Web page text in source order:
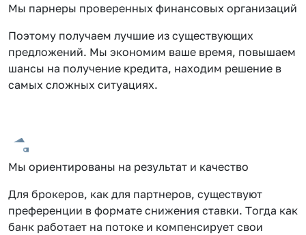
Мы парнеры проверенных финансовых организаций
Поэтому получаем лучшие из существующих
предложений. Мы экономим ваше время, повышаем
шансы на получение кредита, находим решение в
самых сложных ситуациях.
Мы ориентированы на результат и качество
Для брокеров, как для партнеров, существуют
преференции в формате снижения ставки. Тогда как
банк работает на потоке и компенсирует свои